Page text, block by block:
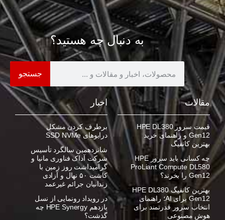
به دنبال چه هستید؟
جستجو
مقالات
قیمت سرور HPE DL380
Gen12 و راهنمای خرید
بهترین کانفیگ
چه کسانی باید سرور HPE
ProLiant Compute DL580
Gen12 را بخرند؟
بهترین کانفیگ HPE DL380
Gen12 برای AI؛ راهنمای
انتخاب سرور قدرتمند برای
هوش مصنوعی
اخبار
برطرف کردن مشکل
درایوهای SSD NVMe
شانزدهمین سالگرد تأسیس
شرکت آداک فناوری مانیا و
گرامیداشت روز زمین با
کاشت ۵۰ نهال و آزادی
زندانیان جرائم غیرعمد
در رویداد رونمایی از نسل
یازدهم HPE Synergy چه
گذشت؟